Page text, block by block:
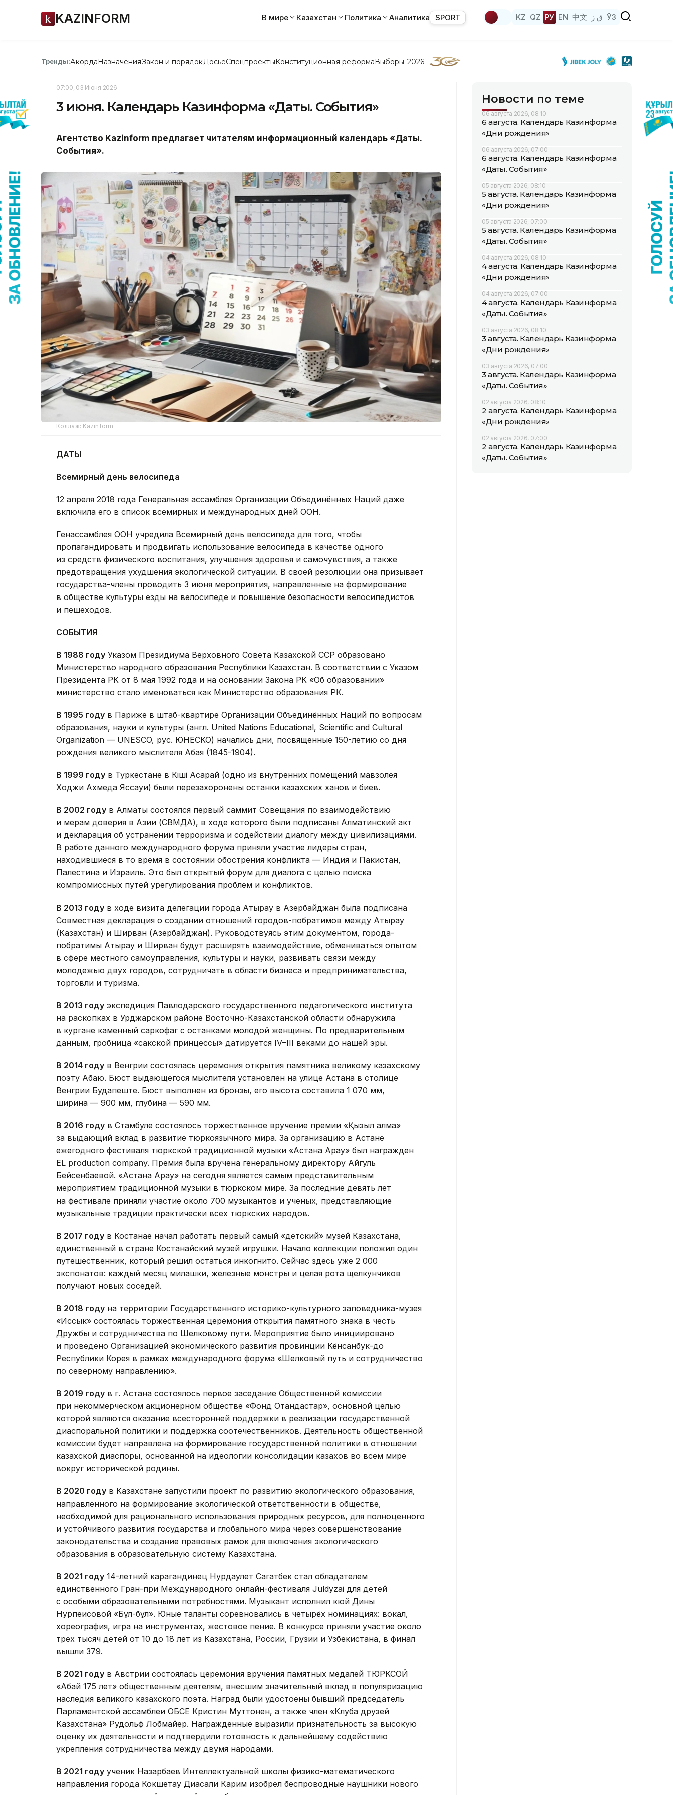
KAZINFORM В мире Казахстан Политика Аналитика SPORT KZ QZ РУ EN 中文 ق ز ЎЗ
Тренды:АкордаНазначенияЗакон и порядок ДосьеСпецпроектыКонституционная реформаВыборы-2026
07:00, 03 Июня 2026
3 июня. Календарь Казинформа «Даты. События»
Агентство Kazinform предлагает читателям информационный календарь «Даты.
События».
Коллаж: Kazinform
ДАТЫ
Всемирный день велосипеда
12 апреля 2018 года Генеральная ассамблея Организации Объединённых Наций даже
включила его в список всемирных и международных дней ООН.
Генассамблея ООН учредила Всемирный день велосипеда для того, чтобы
пропагандировать и продвигать использование велосипеда в качестве одного
из средств физического воспитания, улучшения здоровья и самочувствия, а также
предотвращения ухудшения экологической ситуации. В своей резолюции она призывает
государства-члены проводить 3 июня мероприятия, направленные на формирование
в обществе культуры езды на велосипеде и повышение безопасности велосипедистов
и пешеходов.
СОБЫТИЯ
В 1988 году Указом Президиума Верховного Совета Казахской ССР образовано
Министерство народного образования Республики Казахстан. В соответствии с Указом
Президента РК от 8 мая 1992 года и на основании Закона РК «Об образовании»
министерство стало именоваться как Министерство образования РК.
В 1995 году в Париже в штаб-квартире Организации Объединённых Наций по вопросам
образования, науки и культуры (англ. United Nations Educational, Scientific and Cultural
Organization — UNESCO, рус. ЮНЕСКО) начались дни, посвященные 150-летию со дня
рождения великого мыслителя Абая (1845-1904).
В 1999 году в Туркестане в Кіші Ақсарай (одно из внутренних помещений мавзолея
Ходжи Ахмеда Яссауи) были перезахоронены останки казахских ханов и биев.
В 2002 году в Алматы состоялся первый саммит Совещания по взаимодействию
и мерам доверия в Азии (СВМДА), в ходе которого были подписаны Алматинский акт
и декларация об устранении терроризма и содействии диалогу между цивилизациями.
В работе данного международного форума приняли участие лидеры стран,
находившиеся в то время в состоянии обострения конфликта — Индия и Пакистан,
Палестина и Израиль. Это был открытый форум для диалога с целью поиска
компромиссных путей урегулирования проблем и конфликтов.
В 2013 году в ходе визита делегации города Атырау в Азербайджан была подписана
Совместная декларация о создании отношений городов-побратимов между Атырау
(Казахстан) и Ширван (Азербайджан). Руководствуясь этим документом, города-
побратимы Атырау и Ширван будут расширять взаимодействие, обмениваться опытом
в сфере местного самоуправления, культуры и науки, развивать связи между
молодежью двух городов, сотрудничать в области бизнеса и предпринимательства,
торговли и туризма.
В 2013 году экспедиция Павлодарского государственного педагогического института
на раскопках в Урджарском районе Восточно-Казахстанской области обнаружила
в кургане каменный саркофаг с останками молодой женщины. По предварительным
данным, гробница «сакской принцессы» датируется IV–III веками до нашей эры.
В 2014 году в Венгрии состоялась церемония открытия памятника великому казахскому
поэту Абаю. Бюст выдающегося мыслителя установлен на улице Астана в столице
Венгрии Будапеште. Бюст выполнен из бронзы, его высота составила 1 070 мм,
ширина — 900 мм, глубина — 590 мм.
В 2016 году в Стамбуле состоялось торжественное вручение премии «Қызыл алма»
за выдающий вклад в развитие тюркоязычного мира. За организацию в Астане
ежегодного фестиваля тюркской традиционной музыки «Астана Арқау» был награжден
EL production company. Премия была вручена генеральному директору Айгуль
Бейсенбаевой. «Астана Арқау» на сегодня является самым представительным
мероприятием традиционной музыки в тюркском мире. За последние девять лет
на фестивале приняли участие около 700 музыкантов и ученых, представляющие
музыкальные традиции практически всех тюркских народов.
В 2017 году в Костанае начал работать первый самый «детский» музей Казахстана,
единственный в стране Костанайский музей игрушки. Начало коллекции положил один
путешественник, который решил остаться инкогнито. Сейчас здесь уже 2 000
экспонатов: каждый месяц милашки, железные монстры и целая рота щелкунчиков
получают новых соседей.
В 2018 году на территории Государственного историко-культурного заповедника-музея
«Иссык» состоялась торжественная церемония открытия памятного знака в честь
Дружбы и сотрудничества по Шелковому пути. Мероприятие было инициировано
и проведено Организацией экономического развития провинции Кёнсанбук-до
Республики Корея в рамках международного форума «Шелковый путь и сотрудничество
по северному направлению».
В 2019 году в г. Астана состоялось первое заседание Общественной комиссии
при некоммерческом акционерном обществе «Фонд Отандастар», основной целью
которой являются оказание всесторонней поддержки в реализации государственной
диаспоральной политики и поддержка соотечественников. Деятельность общественной
комиссии будет направлена на формирование государственной политики в отношении
казахской диаспоры, основанной на идеологии консолидации казахов во всем мире
вокруг исторической родины.
В 2020 году в Казахстане запустили проект по развитию экологического образования,
направленного на формирование экологической ответственности в обществе,
необходимой для рационального использования природных ресурсов, для полноценного
и устойчивого развития государства и глобального мира через совершенствование
законодательства и создание правовых рамок для включения экологического
образования в образовательную систему Казахстана.
В 2021 году 14-летний карагандинец Нурдаулет Сагатбек стал обладателем
единственного Гран-при Международного онлайн-фестиваля Juldyzai для детей
с особыми образовательными потребностями. Музыкант исполнил кюй Дины
Нурпеисовой «Бұл-бұл». Юные таланты соревновались в четырёх номинациях: вокал,
хореография, игра на инструментах, жестовое пение. В конкурсе приняли участие около
трех тысяч детей от 10 до 18 лет из Казахстана, России, Грузии и Узбекистана, в финал
вышли 379.
В 2021 году в Австрии состоялась церемония вручения памятных медалей ТЮРКСОЙ
«Абай 175 лет» общественным деятелям, внесшим значительный вклад в популяризацию
наследия великого казахского поэта. Наград были удостоены бывший председатель
Парламентской ассамблеи ОБСЕ Кристин Муттонен, а также член «Клуба друзей
Казахстана» Рудольф Лобмайер. Награжденные выразили признательность за высокую
оценку их деятельности и подтвердили готовность к дальнейшему содействию
укрепления сотрудничества между двумя народами.
В 2021 году ученик Назарбаев Интеллектуальной школы физико-математического
направления города Кокшетау Диасали Карим изобрел беспроводные наушники нового
Новости по теме
06 августа 2026, 08:10
6 августа. Календарь Казинформа
«Дни рождения»
06 августа 2026, 07:00
6 августа. Календарь Казинформа
«Даты. События»
05 августа 2026, 08:10
5 августа. Календарь Казинформа
«Дни рождения»
05 августа 2026, 07:00
5 августа. Календарь Казинформа
«Даты. События»
04 августа 2026, 08:10
4 августа. Календарь Казинформа
«Дни рождения»
04 августа 2026, 07:00
4 августа. Календарь Казинформа
«Даты. События»
03 августа 2026, 08:10
3 августа. Календарь Казинформа
«Дни рождения»
03 августа 2026, 07:00
3 августа. Календарь Казинформа
«Даты. События»
02 августа 2026, 08:10
2 августа. Календарь Казинформа
«Дни рождения»
02 августа 2026, 07:00
2 августа. Календарь Казинформа
«Даты. События»